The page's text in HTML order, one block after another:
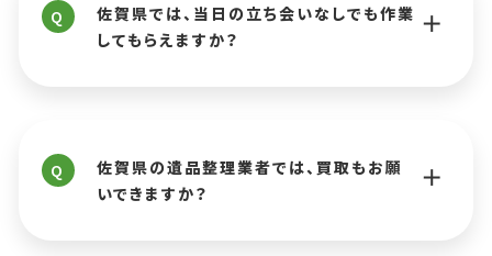
Q
佐賀県では、当日の立ち会いなしでも作業
してもらえますか？
Q
佐賀県の遺品整理業者では、買取もお願
いできますか？